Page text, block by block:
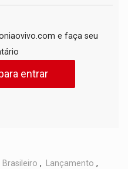
e faça seu
entrar
Brasileiro , Lançamento ,